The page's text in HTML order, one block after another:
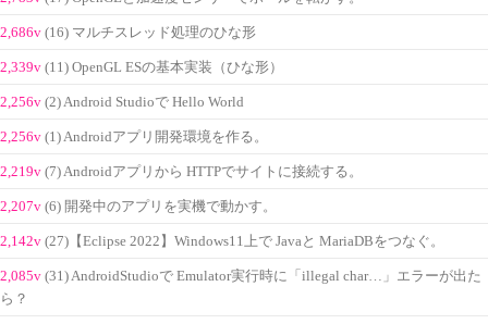
2,686v (16) マルチスレッド処理のひな形
2,339v (11) OpenGL ESの基本実装（ひな形）
2,256v (2) Android Studioで Hello World
2,256v (1) Androidアプリ開発環境を作る。
2,219v (7) Androidアプリから HTTPでサイトに接続する。
2,207v (6) 開発中のアプリを実機で動かす。
2,142v (27)【Eclipse 2022】Windows11上で Javaと MariaDBをつなぐ。
2,085v (31) AndroidStudioで Emulator実行時に「illegal char…」エラーが出た
ら？